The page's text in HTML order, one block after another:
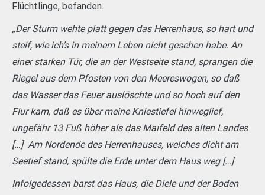
Flüchtlinge, befanden.
„Der Sturm wehte platt gegen das Herrenhaus, so hart und
steif, wie ich’s in meinem Leben nicht gesehen habe. An
einer starken Tür, die an der Westseite stand, sprangen die
Riegel aus dem Pfosten von den Meereswogen, so daß
das Wasser das Feuer auslöschte und so hoch auf den
Flur kam, daß es über meine Kniestiefel hinweglief,
ungefähr 13 Fuß höher als das Maifeld des alten Landes
[…] Am Nordende des Herrenhauses, welches dicht am
Seetief stand, spülte die Erde unter dem Haus weg […]
Infolgedessen barst das Haus, die Diele und der Boden